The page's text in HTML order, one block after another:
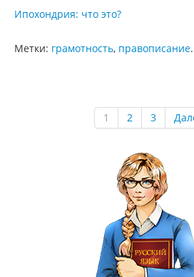
Ипохондрия: что это?
Метки: грамотность, правописание.
1 2 3